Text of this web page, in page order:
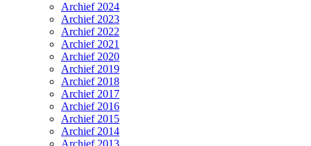
Archief 2024
Archief 2023
Archief 2022
Archief 2021
Archief 2020
Archief 2019
Archief 2018
Archief 2017
Archief 2016
Archief 2015
Archief 2014
Archief 2013